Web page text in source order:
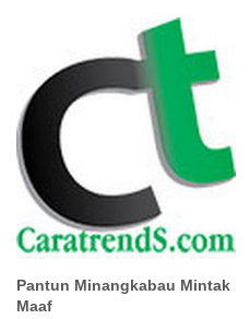
Pantun Minangkabau Mintak
Maaf